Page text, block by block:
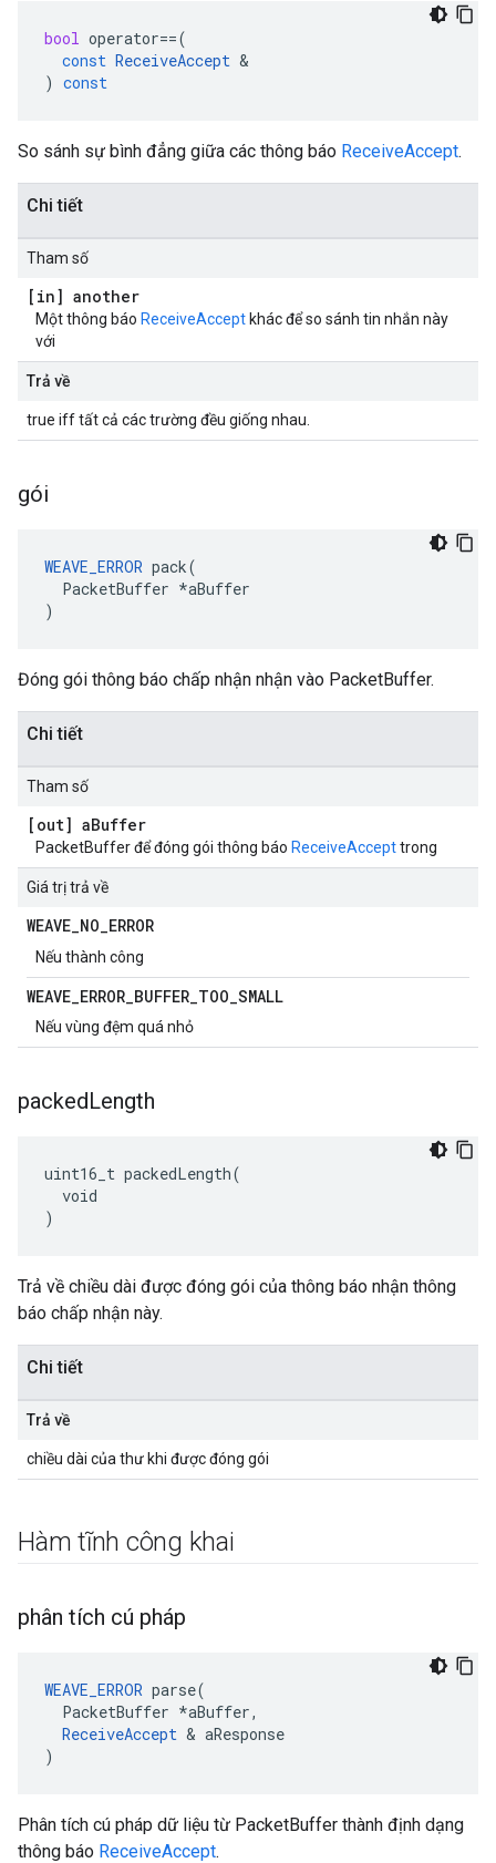
bool operator==(
const ReceiveAccept &
) const
So sánh sự bình đẳng giữa các thông báo ReceiveAccept.
Chi tiết
Tham số
[in] another
Một thông báo ReceiveAccept khác để so sánh tin nhắn này
với
Trả về
true iff tất cả các trường đều giống nhau.
gói
WEAVE_ERROR pack(
  PacketBuffer *aBuffer
)
Đóng gói thông báo chấp nhận nhận vào PacketBuffer.
Chi tiết
Tham số
[out] aBuffer
PacketBuffer để đóng gói thông báo ReceiveAccepttrong
Giá trị trả về
WEAVE_NO_ERROR
Nếu thành công
WEAVE_ERROR_BUFFER_TOO_SMALL
Nếu vùng đệm quá nhỏ
packedLength
uint16_t packedLength(
  void
)
Trả về chiều dài được đóng gói của thông báo nhận thông
báo chấp nhận này.
Chi tiết
Trả về
chiều dài của thư khi được đóng gói
Hàm tĩnh công khai
phân tích cú pháp
WEAVE_ERROR parse(
  PacketBuffer *aBuffer,
ReceiveAccept & aResponse
)
Phân tích cú pháp dữ liệu từ PacketBuffer thành định dạng
thông báo ReceiveAccept.